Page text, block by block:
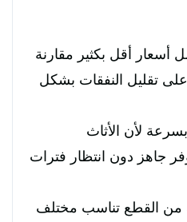
أسعار أقل بكثير مقارنة
على تقليل النفقات بشكل
لأن الأثاث
جاهز دون انتظار فترات
من القطع تناسب مختلف